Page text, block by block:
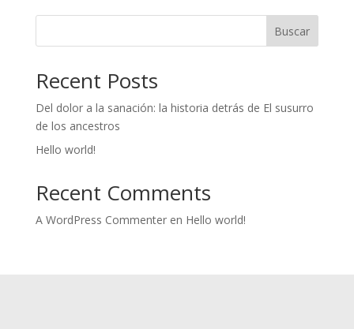
Buscar
Recent Posts
Del dolor a la sanación: la historia detrás de El susurro
de los ancestros
Hello world!
Recent Comments
A WordPress Commenteren Hello world!